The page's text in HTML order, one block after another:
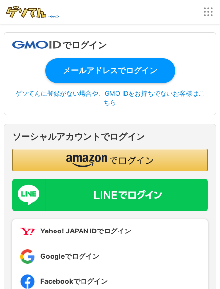
でログイン
ゲソてんに登録がない場合や、GMO IDをお持ちでないお客様はこ
ちら
ソーシャルアカウントでログイン
Yahoo! JAPAN IDでログイン
Googleでログイン
Facebookでログイン